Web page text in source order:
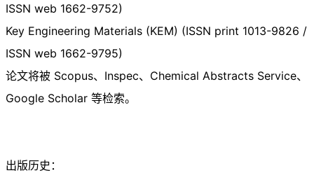
ISSN web 1662-9752)
Key Engineering Materials (KEM) (ISSN print 1013-9826 /
ISSN web 1662-9795)
论文将被 Scopus、Inspec、Chemical Abstracts Service、
Google Scholar 等检索。
出版历史：